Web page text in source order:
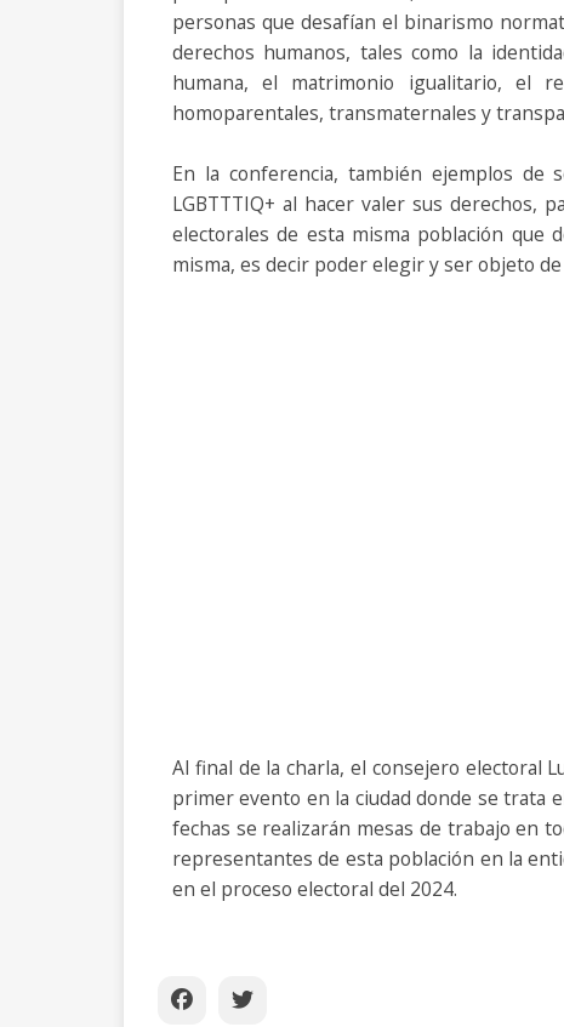
personas que desafían el binarismo
derechos humanos, tales como la
humana, el matrimonio igualitario, el
homoparentales, transmaternales y
En la conferencia, también ejemplos de
LGBTTTIQ+ al hacer valer sus derechos,
electorales de esta misma población que
misma, es decir poder elegir y ser objeto de
Al final de la charla, el consejero electoral
primer evento en la ciudad donde se trata
fechas se realizarán mesas de trabajo en
representantes de esta población en la
en el proceso electoral del 2024.